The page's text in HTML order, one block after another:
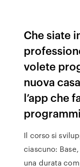
Che siate
volete
nuova
l’app che
Il corso si
ciascuno:
una durata